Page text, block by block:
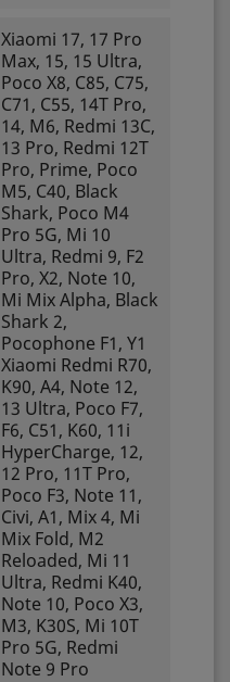
Xiaomi 17, 17 Pro
Max, 15, 15 Ultra,
Poco X8, C85, C75,
C71, C55, 14T Pro,
14, M6, Redmi 13C,
13 Pro, Redmi 12T
Pro, Prime, Poco
M5, C40, Black
Shark, Poco M4
Pro 5G, Mi 10
Ultra, Redmi 9, F2
Pro, X2, Note 10,
Mi Mix Alpha, Black
Shark 2,
Pocophone F1, Y1
Xiaomi Redmi R70,
K90, A4, Note 12,
13 Ultra, Poco F7,
F6, C51, K60, 11i
HyperCharge, 12,
12 Pro, 11T Pro,
Poco F3, Note 11,
Civi, A1, Mix 4, Mi
Mix Fold, M2
Reloaded, Mi 11
Ultra, Redmi K40,
Note 10, Poco X3,
M3, K30S, Mi 10T
Pro 5G, Redmi
Note 9 Pro